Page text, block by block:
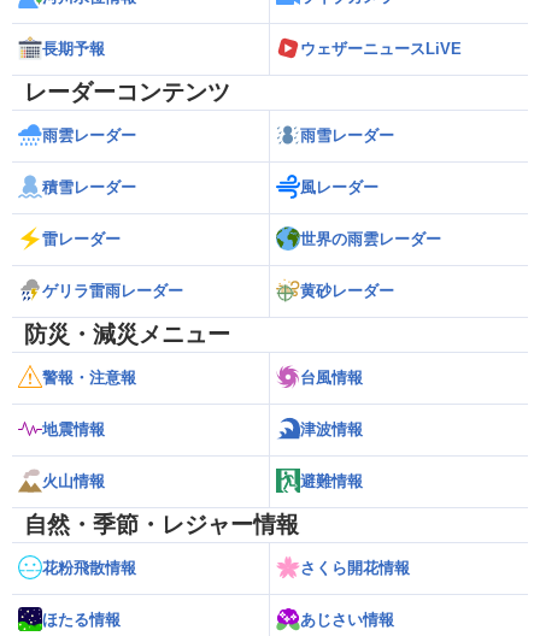
長期予報 ウェザーニュースLiVE
レーダーコンテンツ
雨雲レーダー 雨雪レーダー
積雪レーダー 風レーダー
雷レーダー 世界の雨雲レーダー
ゲリラ雷雨レーダー 黄砂レーダー
防災・減災メニュー
警報・注意報 台風情報
地震情報 津波情報
火山情報 避難情報
自然・季節・レジャー情報
花粉飛散情報 さくら開花情報
ほたる情報 あじさい情報